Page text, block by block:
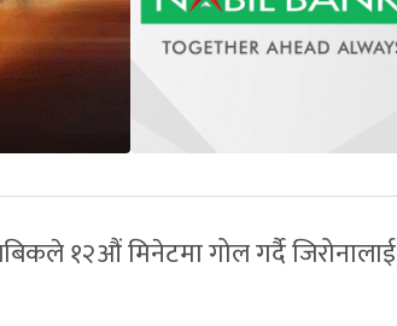
१२औं मिनेटमा गोल गर्दै जिरोनालाई